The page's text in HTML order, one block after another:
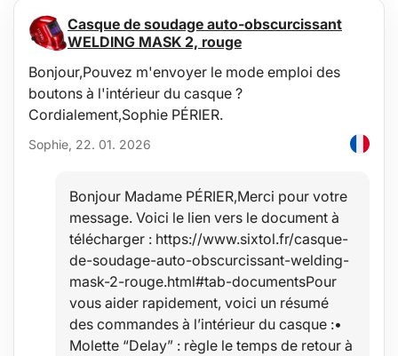
Casque de soudage auto-obscurcissant
WELDING MASK 2, rouge
Bonjour,Pouvez m'envoyer le mode emploi des
boutons à l'intérieur du casque ?
Cordialement,Sophie PÉRIER.
Sophie, 22. 01. 2026
Bonjour Madame PÉRIER,Merci pour votre
message. Voici le lien vers le document à
télécharger : https://www.sixtol.fr/casque-
de-soudage-auto-obscurcissant-welding-
mask-2-rouge.html#tab-documentsPour
vous aider rapidement, voici un résumé
des commandes à l’intérieur du casque :•
Molette “Delay” : règle le temps de retour à